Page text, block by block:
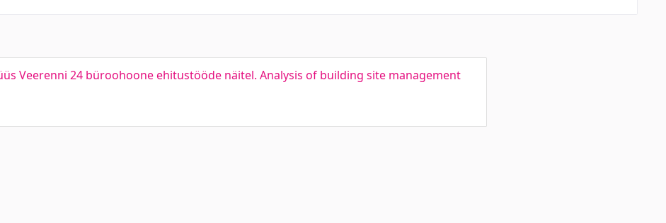
Veerenni 24 büroohoone ehitustööde näitel. Analysis of building site management